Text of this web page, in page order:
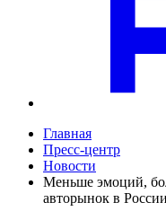
Главная
Пресс-центр
Новости
Меньше эмоций,
авторынок в России